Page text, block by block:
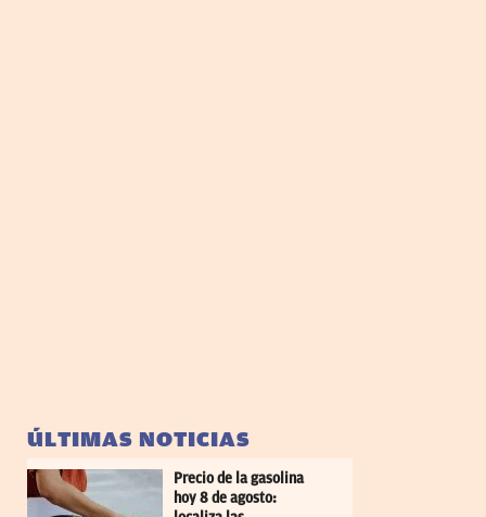
ÚLTIMAS NOTICIAS
Precio de la gasolina
hoy 8 de agosto: